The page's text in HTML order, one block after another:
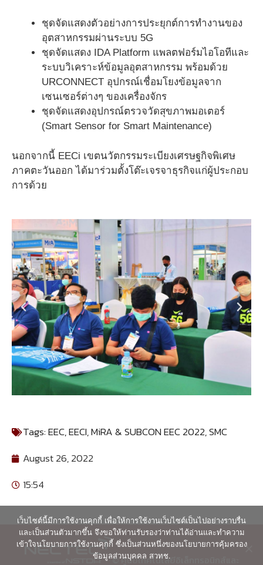
ชุดจัดแสดงตัวอย่างการประยุกต์การทำงานของ
อุตสาหกรรมผ่านระบบ 5G
ชุดจัดแสดง IDA Platform แพลตฟอร์มไอโอทีและ
ระบบวิเคราะห์ข้อมูลอุตสาหกรรม พร้อมด้วย
URCONNECT อุปกรณ์เชื่อมโยงข้อมูลจาก
เซนเซอร์ต่างๆ ของเครื่องจักร
ชุดจัดแสดงอุปกรณ์ตรวจวัดสุขภาพมอเตอร์
(Smart Sensor for Smart Maintenance)
นอกจากนี้ EECi เขตนวัตกรรมระเบียงเศรษฐกิจพิเศษ
ภาคตะวันออก ได้มาร่วมตั้งโต๊ะเจรจาธุรกิจแก่ผู้ประกอบ
การด้วย
Tags:EEC,EECI,MiRA & SUBCON EEC 2022,SMC
August 26, 2022
15:54
© ศูนย์เทคโนโลยีอิเล็กทรอนิกส์และ
เว็บไซต์นี้มีการใช้งานคุกกี้ เพื่อให้การใช้งานเว็บไซต์เป็นไปอย่างราบรื่น
และเป็นส่วนตัวมากขึ้น จึงขอให้ท่านรับรองว่าท่านได้อ่านและทำความ
เข้าใจนโยบายการใช้งานคุกกี้ ซึ่งเป็นส่วนหนึ่งของนโยบายการคุ้มครอง
ข้อมูลส่วนบุคคล สวทช.